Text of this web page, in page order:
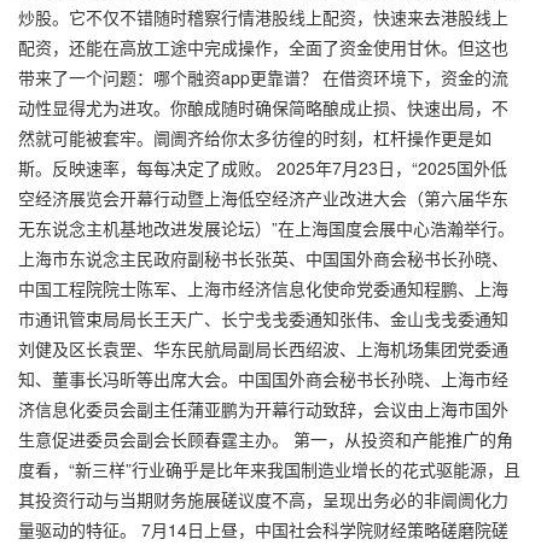
炒股。它不仅不错随时稽察行情港股线上配资，快速来去港股线上
配资，还能在高放工途中完成操作，全面了资金使用甘休。但这也
带来了一个问题：哪个融资app更靠谱？ 在借资环境下，资金的流
动性显得尤为进攻。你酿成随时确保简略酿成止损、快速出局，不
然就可能被套牢。阛阓齐给你太多彷徨的时刻，杠杆操作更是如
斯。反映速率，每每决定了成败。 2025年7月23日，“2025国外低
空经济展览会开幕行动暨上海低空经济产业改进大会（第六届华东
无东说念主机基地改进发展论坛）”在上海国度会展中心浩瀚举行。
上海市东说念主民政府副秘书长张英、中国国外商会秘书长孙晓、
中国工程院院士陈军、上海市经济信息化使命党委通知程鹏、上海
市通讯管束局局长王天广、长宁戋戋委通知张伟、金山戋戋委通知
刘健及区长袁罡、华东民航局副局长西绍波、上海机场集团党委通
知、董事长冯昕等出席大会。中国国外商会秘书长孙晓、上海市经
济信息化委员会副主任蒲亚鹏为开幕行动致辞，会议由上海市国外
生意促进委员会副会长顾春霆主办。 第一，从投资和产能推广的角
度看，“新三样”行业确乎是比年来我国制造业增长的花式驱能源，且
其投资行动与当期财务施展磋议度不高，呈现出务必的非阛阓化力
量驱动的特征。 7月14日上昼，中国社会科学院财经策略磋磨院磋